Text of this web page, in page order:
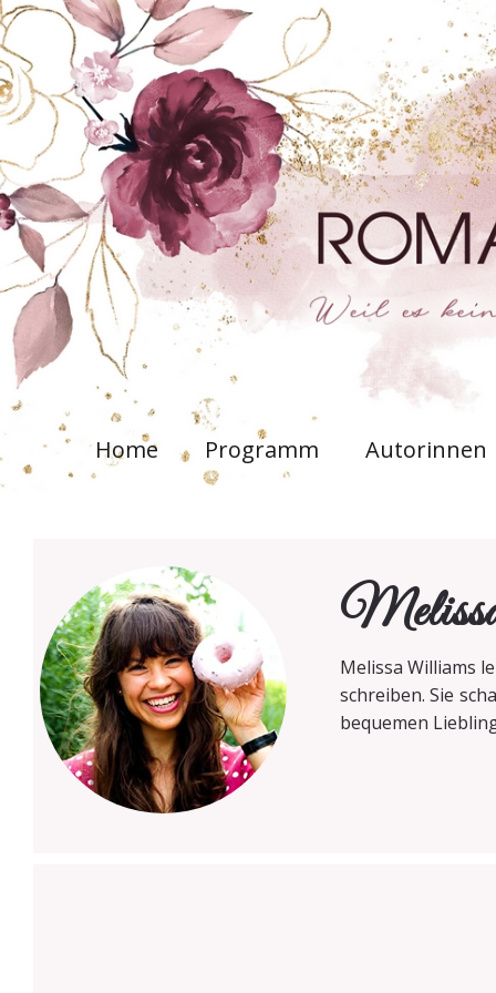
Home Programm Autorinnen
Melissa Williams
schreiben. Sie
bequemen